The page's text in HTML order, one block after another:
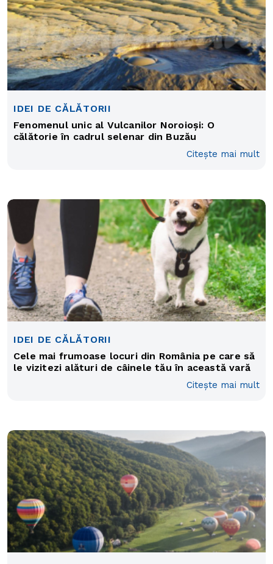
IDEI DE CĂLĂTORII
Fenomenul unic al Vulcanilor Noroioși: O
călătorie în cadrul selenar din Buzău
Citește mai mult
IDEI DE CĂLĂTORII
Cele mai frumoase locuri din România pe care să
le vizitezi alături de câinele tău în această vară
Citește mai mult